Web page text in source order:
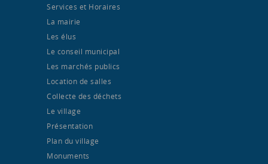
Services et Horaires
La mairie
Les élus
Le conseil municipal
Les marchés publics
Location de salles
Collecte des déchets
Le village
Présentation
Plan du village
Monuments